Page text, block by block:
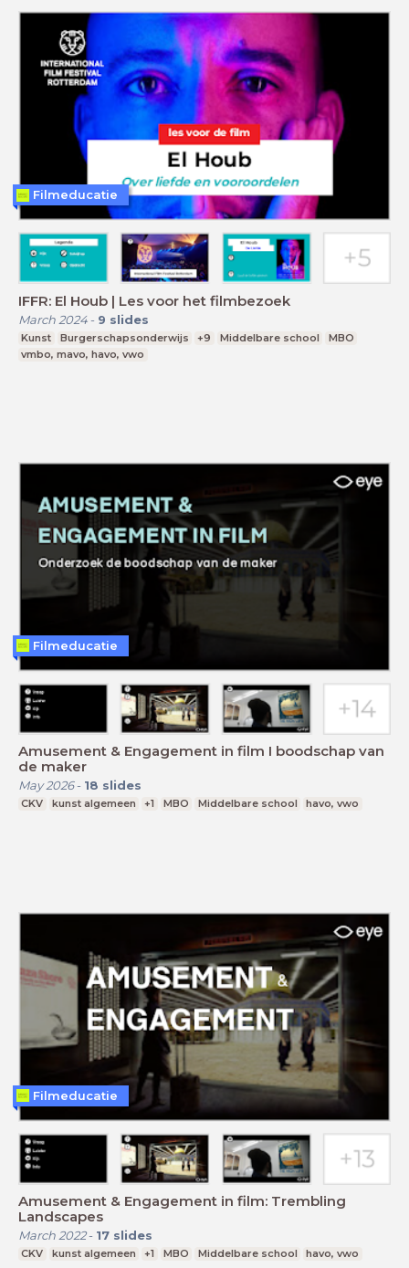
IFFR: El Houb | Les voor het filmbezoek
March 2024- 9 slides
Kunst Burgerschapsonderwijs +9 Middelbare school
MBO
vmbo, mavo, havo, vwo
Filmeducatie
Amusement & Engagement in film I boodschap van
de maker
May 2026- 18 slides
CKV kunst algemeen +1 MBO Middelbare school havo, vwo
Filmeducatie
Amusement & Engagement in film: Trembling
Landscapes
March 2022- 17 slides
CKV kunst algemeen +1 MBO Middelbare school havo, vwo
Filmeducatie